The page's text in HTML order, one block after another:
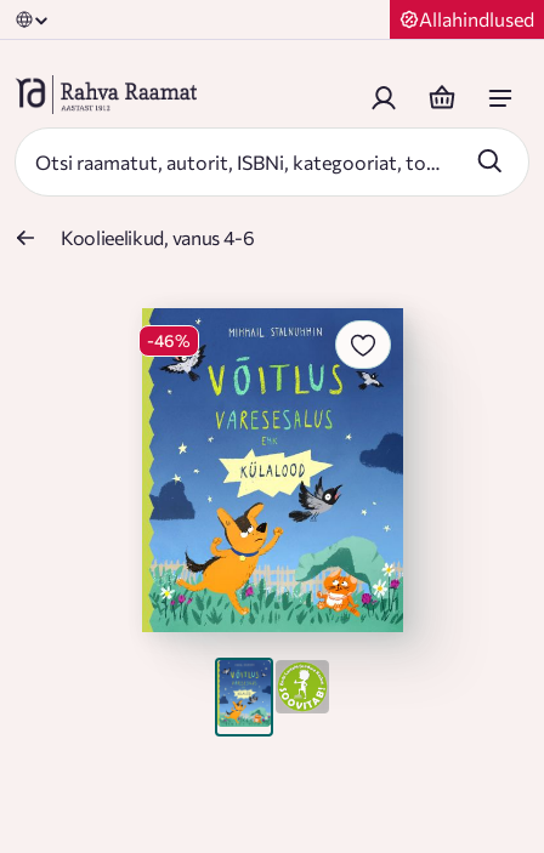
Allahindlused
Koolieelikud, vanus 4-6
-46%